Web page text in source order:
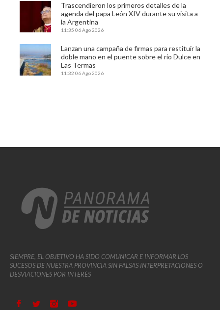
Trascendieron los primeros detalles de la
agenda del papa León XIV durante su visita a
la Argentina
11:35 06 Ago 2026
Lanzan una campaña de firmas para restituir la
doble mano en el puente sobre el río Dulce en
Las Termas
11:32 06 Ago 2026
SIEMPRE, EL OBJETIVO HA SIDO COMUNICAR E INFORMAR LOS
SUCESOS DE NUESTRA PROVINCIA SIN FALSAS INTERPRETACIONES O
DESVIACIONES POR INTERÉS